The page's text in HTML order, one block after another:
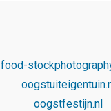
food-
oogstfestijn.nl